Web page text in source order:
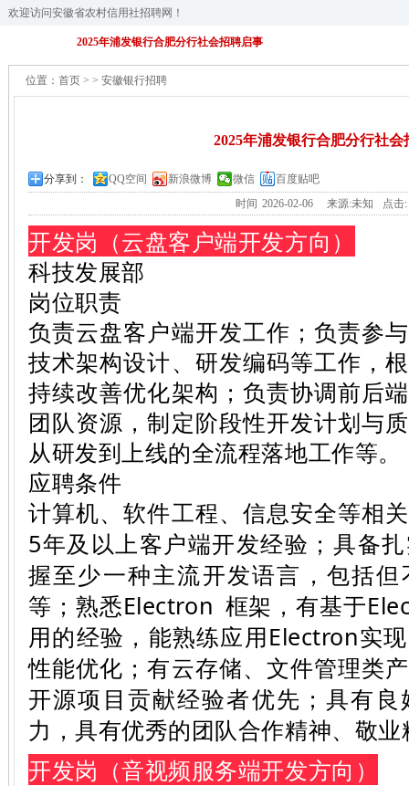
欢迎访问安徽省农村信用社招聘网！
2025年浦发银行合肥分行社会招聘启事
位置： 首页 > > 安徽银行招聘
2025年浦发银行合肥分行社会
分享到： QQ空间 新浪微博 微信
百度贴吧
时间 2026-02-06 来源:未知 点击:
开发岗（云盘客户端开发方向）
科技发展部
岗位职责
负责云盘客户端开发工作；负责参
技术架构设计、研发编码等工作，
持续改善优化架构；负责协调前后
团队资源，制定阶段性开发计划与
从研发到上线的全流程落地工作等。
应聘条件
计算机、软件工程、信息安全等相
5年及以上客户端开发经验；具备
握至少一种主流开发语言，包括但
等；熟悉Electron 框架，有基于
用的经验，能熟练应用Electron实
性能优化；有云存储、文件管理类
开源项目贡献经验者优先；具有
力，具有优秀的团队合作精神、敬业
开发岗（音视频服务端开发方向）